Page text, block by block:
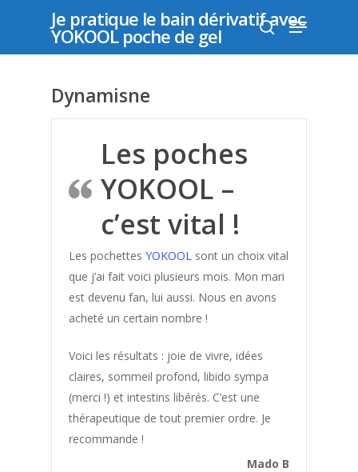
Appuyer sur "entrer" pour rechercher ou "échap"
pour fermer
Je pratique le bain dérivatif avec
YOKOOL poche de gel
Dynamisne
Les poches
YOKOOL –
c’est vital !
Les pochettes YOKOOL sont un choix vital
que j’ai fait voici plusieurs mois. Mon mari
est devenu fan, lui aussi. Nous en avons
acheté un certain nombre !
Voici les résultats : joie de vivre, idées
claires, sommeil profond, libido sympa
(merci !) et intestins libérés. C’est une
thérapeutique de tout premier ordre. Je
recommande !
Mado B